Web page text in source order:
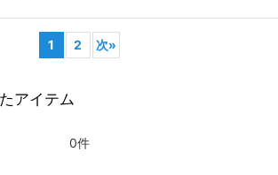
1 2 次»
アイテム
0件